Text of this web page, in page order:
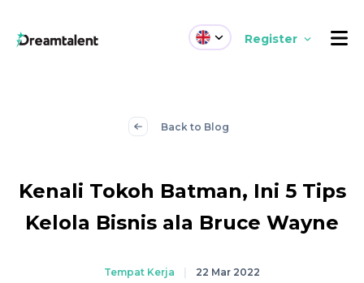
Register
Back to Blog
Kenali Tokoh Batman, Ini 5 Tips
Kelola Bisnis ala Bruce Wayne
Tempat Kerja
22 Mar 2022